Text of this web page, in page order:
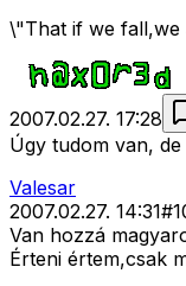
\"That if we fall,we
2007.02.27. 17:28
Úgy tudom van,
Valesar
2007.02.27. 14:31#
Van hozzá
Érteni értem,csak